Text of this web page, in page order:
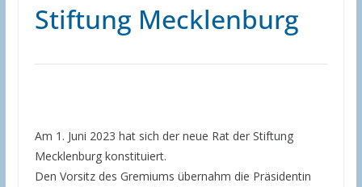
Stiftung Mecklenburg
Am 1. Juni 2023 hat sich der neue Rat der Stiftung
Mecklenburg konstituiert.
Den Vorsitz des Gremiums übernahm die Präsidentin